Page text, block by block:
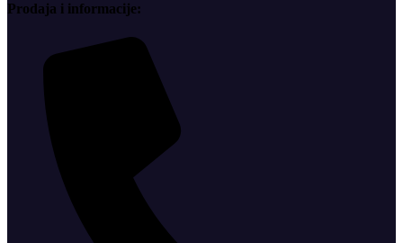
Prodaja i informacije: